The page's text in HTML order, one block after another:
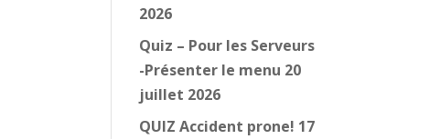
2026
Quiz – Pour les Serveurs
-Présenter le menu 20
juillet 2026
QUIZ Accident prone! 17